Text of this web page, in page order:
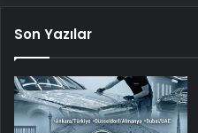
Son Yazılar